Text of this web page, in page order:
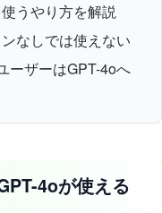
うやり方を解説
なしでは使えない
ーザーはGPT-4oへ
4oが使える